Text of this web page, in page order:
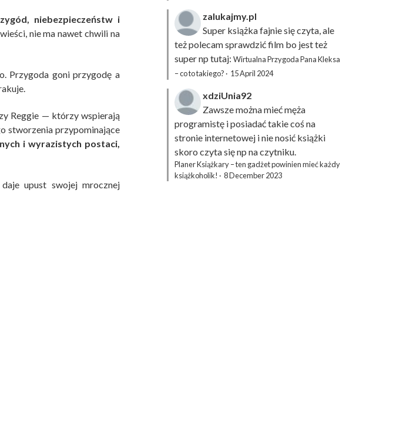
niebezpieczeństw i
nie ma nawet chwili na
Przygoda goni przygodę a
Reggie — którzy wspierają
stworzenia przypominające
i wyrazistych postaci,
upust swojej mrocznej
zalukajmy.pl
Super książka fajnie się czyta, ale
też polecam sprawdzić film bo jest też
super np tutaj: Wirtualna Przygoda Pana Kleksa
– co to takiego? · 15 April 2024
xdziUnia92
Zawsze można mieć męża
programistę i posiadać takie coś na
stronie internetowej i nie nosić książki
skoro czyta się np na czytniku.
Planer Książkary – ten gadżet powinien mieć każdy
książkoholik! · 8 December 2023